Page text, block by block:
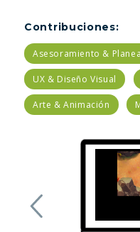
Contribuciones:
Asesoramiento &
UX & Diseño Visual
Arte & Animación